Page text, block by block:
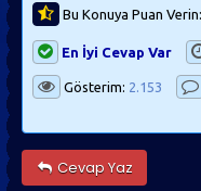
Bu Konuya Puan Verin:
En İyi Cevap Var
Gösterim: 2.153
Cevap Yaz